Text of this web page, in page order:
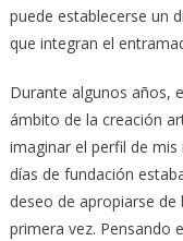
puede establecerse un
que integran el
Durante algunos años,
ámbito de la creación
imaginar el perfil de
días de fundación
deseo de apropiarse
primera vez. Pensando